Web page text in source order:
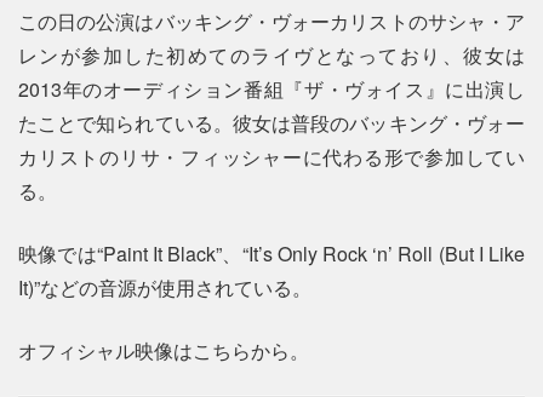
この日の公演はバッキング・ヴォーカリストのサシャ・ア
レンが参加した初めてのライヴとなっており、彼女は
2013年のオーディション番組『ザ・ヴォイス』に出演し
たことで知られている。彼女は普段のバッキング・ヴォー
カリストのリサ・フィッシャーに代わる形で参加してい
る。
映像では“Paint It Black”、“It’s Only Rock ‘n’ Roll (But I Like
It)”などの音源が使用されている。
オフィシャル映像はこちらから。